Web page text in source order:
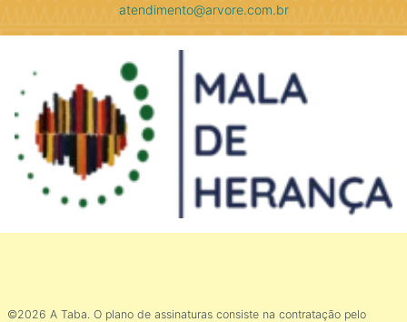
atendimento@arvore.com.br
©2026 A Taba. O plano de assinaturas consiste na contratação pelo